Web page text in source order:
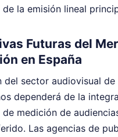
la emisión lineal
Futuras del
en España
del sector audiovisual de
dependerá de la
de medición de
Las agencias de